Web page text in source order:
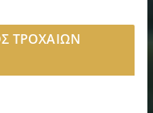
ΤΡΟΧΑΙΩΝ